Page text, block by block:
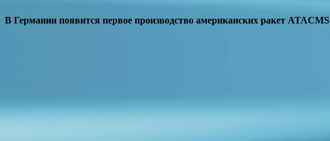
В Германии появится первое производство американских ракет ATACMS